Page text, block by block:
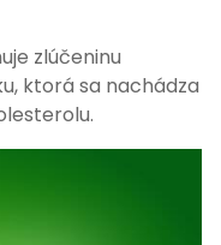
zlúčeninu
ktorá sa nachádza